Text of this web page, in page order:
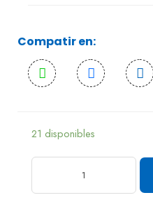
Compatir en:
21 disponibles